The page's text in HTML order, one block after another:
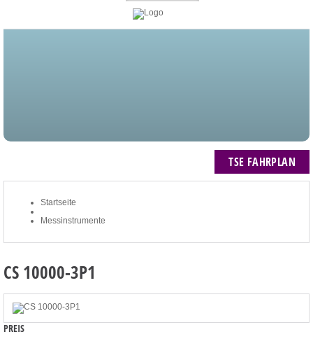
TSE FAHRPLAN
Startseite
Messinstrumente
CS 10000-3P1
PREIS